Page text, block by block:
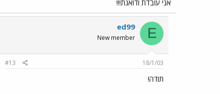
אני עובדת ודואגת!!!
E
ed99
New member
18/1/03
#13
תודה!